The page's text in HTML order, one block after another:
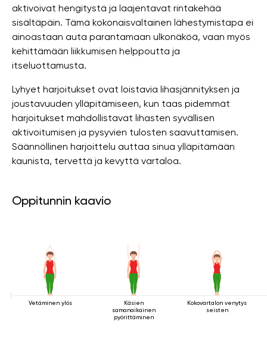
aktivoivat hengitystä ja laajentavat rintakehää
sisältäpäin. Tämä kokonaisvaltainen lähestymistapa ei
ainoastaan ​​auta parantamaan ulkonäköä, vaan myös
kehittämään liikkumisen helppoutta ja
itseluottamusta.
Lyhyet harjoitukset ovat loistavia lihasjännityksen ja
joustavuuden ylläpitämiseen, kun taas pidemmät
harjoitukset mahdollistavat lihasten syvällisen
aktivoitumisen ja pysyvien tulosten saavuttamisen.
Säännöllinen harjoittelu auttaa sinua ylläpitämään
kaunista, tervettä ja kevyttä vartaloa.
Oppitunnin kaavio
Vetäminen ylös
Käsien
samanaikainen
pyörittäminen
Kokovartalon venytys
seisten